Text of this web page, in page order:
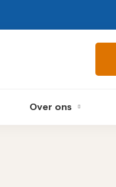
Over ons